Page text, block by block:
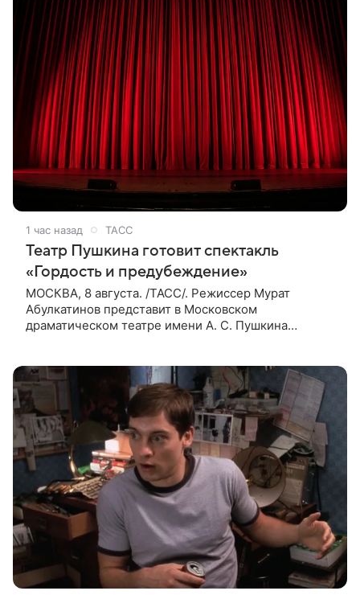
1 час назад ТАСС
Театр Пушкина готовит спектакль
«Гордость и предубеждение»
МОСКВА, 8 августа. /ТАСС/. Режиссер Мурат
Абулкатинов представит в Московском
драматическом театре имени А. С. Пушкина
XVIII —